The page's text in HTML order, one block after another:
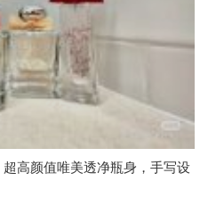
高颜值唯美透净瓶身，手写设